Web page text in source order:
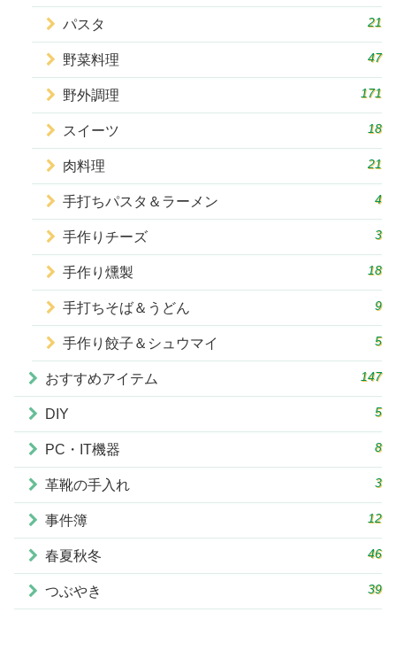
パスタ 21
野菜料理 47
野外調理 171
スイーツ 18
肉料理 21
手打ちパスタ＆ラーメン 4
手作りチーズ 3
手作り燻製 18
手打ちそば＆うどん 9
手作り餃子＆シュウマイ 5
おすすめアイテム 147
DIY 5
PC・IT機器 8
革靴の手入れ 3
事件簿 12
春夏秋冬 46
つぶやき 39